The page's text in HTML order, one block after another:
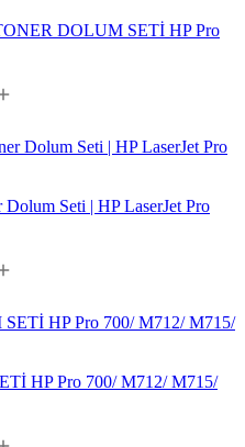
DOLUM SETİ HP Pro
Seti | HP LaserJet Pro
HP Pro 700/ M712/ M715/